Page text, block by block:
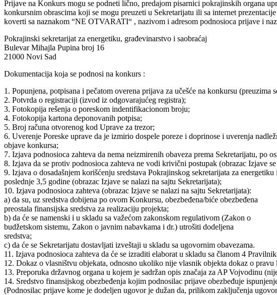
Prijave na Konkurs mogu se podneti lično, predajom pisarnici pokrajinskih organa
konkursnim obrascima koji se mogu preuzeti u Sekretarijatu ili sa internet
koverti sa naznakom “NE OTVARATI“ , nazivom i adresom podnosioca prijave i
Pokrajinski sekretarijat za energetiku, građevinarstvo i saobraćaj
Bulevar Mihajla Pupina broj 16
21000 Novi Sad
Dokumentacija koja se podnosi na konkurs :
1. Popunjena, potpisana i pečatom overena prijava za učešće na konkursu (preuzima
2. Potvrda o registraciji (izvod iz odgovarajućeg registra);
3. Fotokopija rešenja o poreskom indentifikacionom broju;
4. Fotokopija kartona deponovanih potpisa;
5. Broj računa otvorenog kod Uprave za trezor;
6. Uverenje Poreske uprave da je izmirio dospele poreze i doprinose i uverenja
objave konkursa;
7. Izjava podnosioca zahteva da nema neizmirenih obaveza prema Sekretarijatu, po
8. Izjava da se protiv podnosioca zahteva ne vodi krivični postupak (obrazac Izjave
9. Izjava o dosadašnjem korišćenju sredstava Pokrajinskog sekretarijata za
poslednje 3,5 godine (obrazac Izjave se nalazi na sajtu Sekretarijata);
10. Izjava podnosioca zahteva (obrazac Izjave se nalazi na sajtu Sekretarijata):
a) da su, uz sredstva dobijena po ovom Konkursu, obezbeđena/biće obezbeđena
preostala finansijska sredstva za realizaciju projekta;
b) da će se namenski i u skladu sa važećom zakonskom regulativom (Zakon o
budžetskom sistemu, Zakon o javnim nabavkama i dr.) utrošiti dodeljena
sredstva;
c) da će se Sekretarijatu dostavljati izveštaji u skladu sa ugovornim obavezama.
11. Izjava podnosioca zahteva da će se izraditi elaborat u skladu sa članom 4
12. Dokaz o vlasništvu objekata, odnosno ukoliko nije vlasnik objekta dokaz o
13. Preporuka državnog organa u kojem je sadržan opis značaja za AP Vojvodinu
14. Sredstvo finansijskog obezbeđenja kojim podnosilac prijave obezbeđuje
(Podnosilac prijave kome je dodeljen ugovor je dužan da, prilikom zaključenja